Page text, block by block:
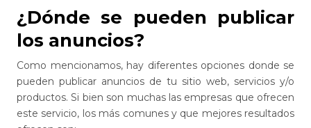
¿Dónde se pueden publicar
los anuncios?
Como mencionamos, hay diferentes opciones donde se
pueden publicar anuncios de tu sitio web, servicios y/o
productos. Si bien son muchas las empresas que ofrecen
este servicio, los más comunes y que mejores resultados